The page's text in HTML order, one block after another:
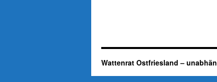
Wattenrat Ostfriesland –